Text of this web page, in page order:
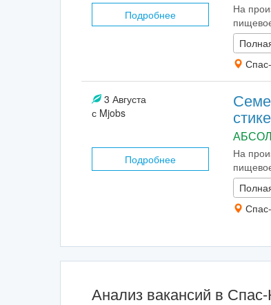
Подробнее
На
3 Августа
с Mjobs
Подробнее
На
Анализ вакансий в